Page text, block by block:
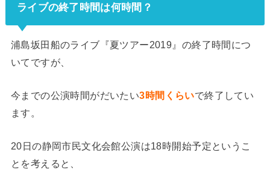
ライブの終了時間は何時間？
浦島坂田船のライブ『夏ツアー2019』の終了時間につ
いてですが、
今までの公演時間がだいたい3時間くらいで終了してい
ます。
20日の静岡市民文化会館公演は18時開始予定というこ
とを考えると、